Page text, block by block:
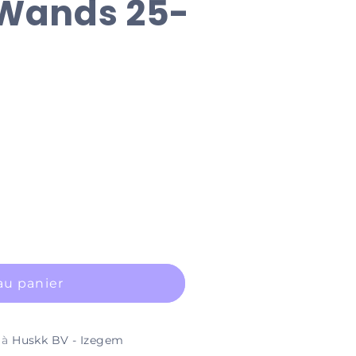
25-
panier
Huskk BV - Izegem